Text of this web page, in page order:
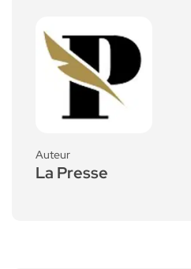
Auteur
La Presse